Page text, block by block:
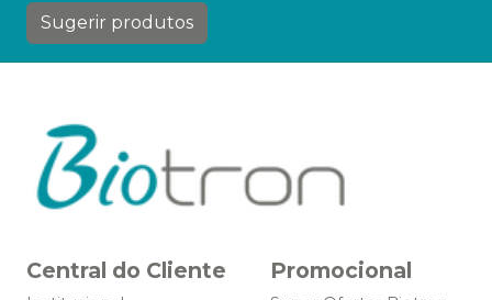
Sugerir produtos
Central do Cliente Promocional